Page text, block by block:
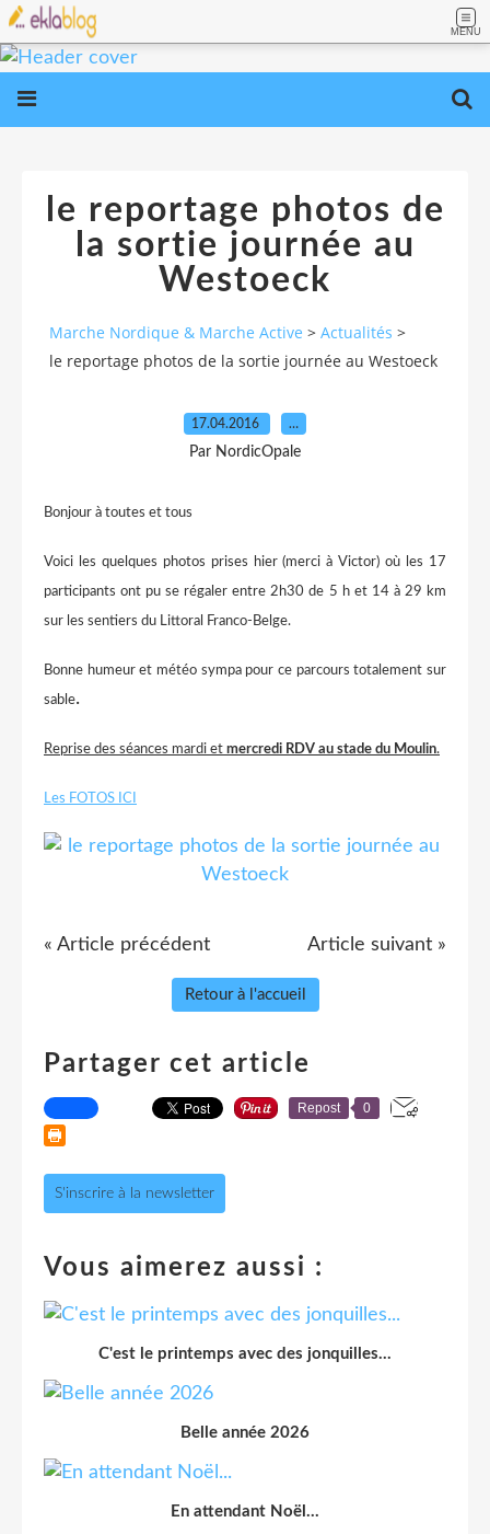
MENU
le reportage photos de
la sortie journée au
Westoeck
Marche Nordique & Marche Active > Actualités >
le reportage photos de la sortie journée au Westoeck
17.04.2016 …
Par NordicOpale
Bonjour à toutes et tous
Voici les quelques photos prises hier (merci à Victor) où les 17
participants ont pu se régaler entre 2h30 de 5 h et 14 à 29 km
sur les sentiers du Littoral Franco-Belge.
Bonne humeur et météo sympa pour ce parcours totalement sur
sable.
Reprise des séances mardi et mercredi RDV au stade du Moulin.
Les FOTOS ICI
« Article précédent Article suivant »
Retour à l'accueil
Partager cet article
Repost 0
S'inscrire à la newsletter
Vous aimerez aussi :
C'est le printemps avec des jonquilles...
Belle année 2026
En attendant Noël...